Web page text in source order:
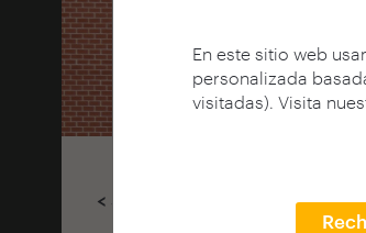
En este sitio web
personalizada
visitadas). Visita
< Seleccionar filtros